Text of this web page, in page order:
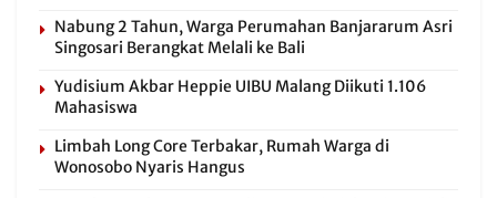
Nabung 2 Tahun, Warga Perumahan Banjararum Asri
Singosari Berangkat Melali ke Bali
Yudisium Akbar Heppie UIBU Malang Diikuti 1.106
Mahasiswa
Limbah Long Core Terbakar, Rumah Warga di
Wonosobo Nyaris Hangus